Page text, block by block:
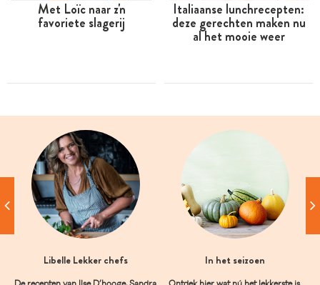
Met Loïc naar z'n
favoriete slagerij
Italiaanse lunchrecepten:
deze gerechten maken nu
al het mooie weer
Libelle Lekker chefs In het seizoen